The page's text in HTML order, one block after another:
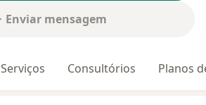
Enviar mensagem
Serviços Consultórios Planos